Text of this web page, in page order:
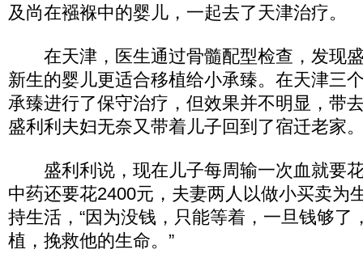
及尚在襁褓中的婴儿，一起去了天津治疗。
在天津，医生通过骨髓配型检查，发现
新生的婴儿更适合移植给小承臻。在天津三
承臻进行了保守治疗，但效果并不明显，带
盛利利夫妇无奈又带着儿子回到了宿迁老家
盛利利说，现在儿子每周输一次血就要
中药还要花2400元，夫妻两人以做小买卖为
持生活，“因为没钱，只能等着，一旦钱够了
植，挽救他的生命。”